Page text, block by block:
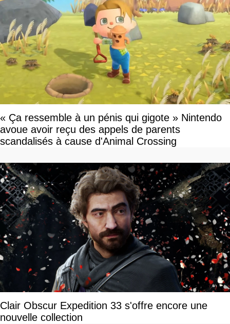
« Ça ressemble à un pénis qui gigote » Nintendo
avoue avoir reçu des appels de parents
scandalisés à cause d'Animal Crossing
Clair Obscur Expedition 33 s'offre encore une
nouvelle collection